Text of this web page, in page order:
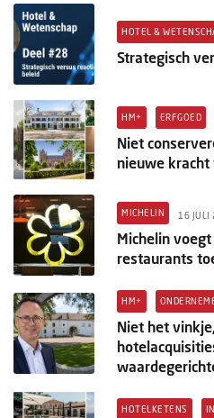
HOTEL &
Strategisch
HM+ ERFGOED
Niet
nieuwe
MICHELIN 16 JULI
Michelin
restaurants
HM+
Niet het
HOTELKETENS